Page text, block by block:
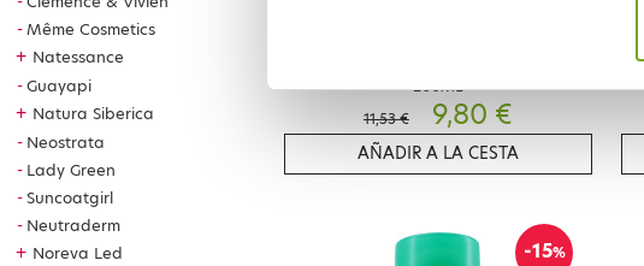
Même Cosmetics
+ Natessance
Guayapi
+ Natura Siberica
Neostrata
Lady Green
Suncoatgirl
Neutraderm
+ Noreva Led
200ML
11,53 €
9,80 €
AÑADIR A LA CESTA
-15%